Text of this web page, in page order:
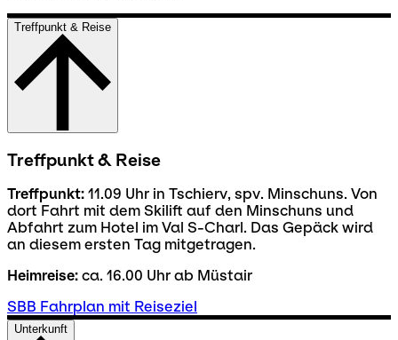
Treffpunkt & Reise
Treffpunkt & Reise
Treffpunkt: 11.09 Uhr in Tschierv, spv. Minschuns. Von
dort Fahrt mit dem Skilift auf den Minschuns und
Abfahrt zum Hotel im Val S-Charl. Das Gepäck wird
an diesem ersten Tag mitgetragen.
Heimreise: ca. 16.00 Uhr ab Müstair
SBB Fahrplan mit Reiseziel
Unterkunft